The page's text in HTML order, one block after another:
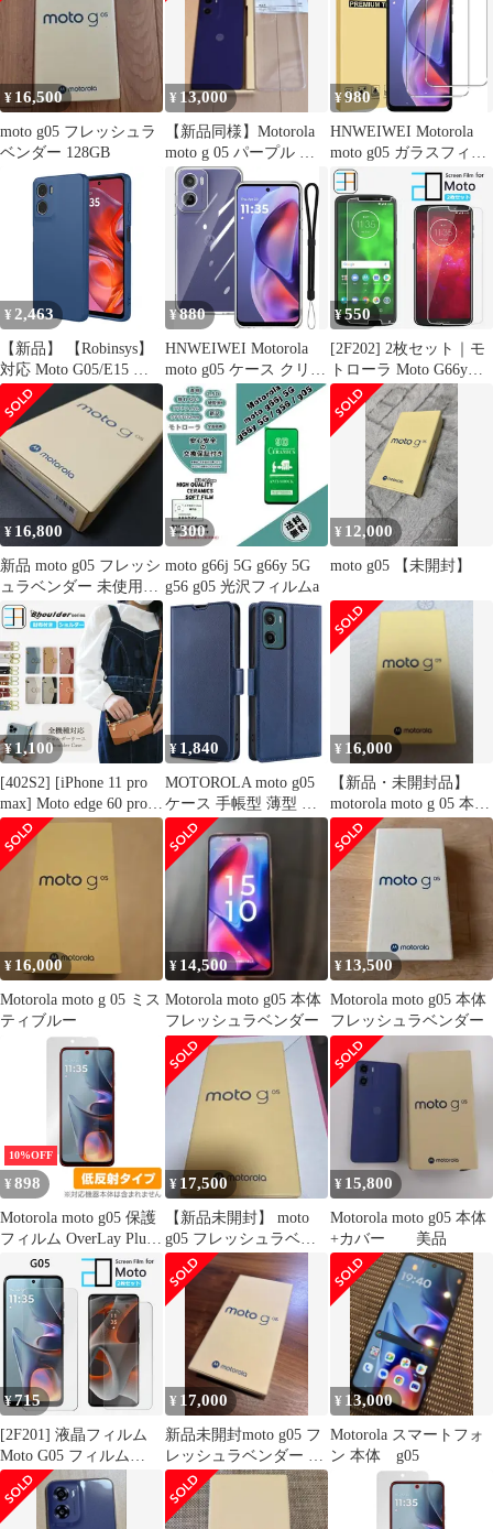
¥ 16,500
moto g05 フレッシュラ
ベンダー 128GB
¥ 13,000
【新品同様】Motorola
moto g 05 パープル 本
体
¥980
HNWEIWEI Motorola
moto g05 ガラスフィル
ム 2枚 0.3mm 2.5D 強化
ガラス
¥ 2,463
【新品】 【Robinsys】
対応 Moto G05/E15 ケ
ース TPU（ブルー） ソ
フト タッチ シリコンケ
ース 薄型 超軽量 指紋
防止 擦り傷防止 全面保
護 耐衝撃カバー スマホ
ケース モトローラ g05
5G 青
¥880
HNWEIWEI Motorola
moto g05 ケース クリア
TPU 薄型 軽量 耐衝撃
カメラ保護
¥550
[2F202] 2枚セット｜モ
トローラ Moto G66y
G66j edge 60 pro G64
Moto G05 G24 Edge 40
Moto G53Y 5G 保護フィ
ルム Moto G24 XT2423-
5 Moto edge 50 pro Ed
¥ 16,800
新品 moto g05 フレッシ
ュラベンダー 未使用未
開封 MOTOROLA
¥300
moto g66j 5G g66y 5G
g56 g05 光沢フィルムa
¥ 12,000
moto g05 【未開封】
¥1,100
[402S2] [iPhone 11 pro
max] Moto edge 60 pro
財布 ショルダー 多収納
スマホケース Nubias
Pixel10 iPhone 16E
Sense9 R9 Pro 9A oppo
¥ 1,840
MOTOROLA moto g05
ケース 手帳型 薄型 軽
いケース モトローラ モ
ト g05 手帳型ケース モ
トローラ g05 ケースカ
バー モトg05 スマホケ
ース motog05 手帳ケー
ス motog05ケース モト
g05ケース 適用
【BonwFzi
¥ 16,000
【新品・未開封品】
motorola moto g 05 本体
ラベンダー
¥ 16,000
Motorola moto g 05 ミス
ティブルー
¥ 14,500
Motorola moto g05 本体
フレッシュラベンダー
¥ 13,500
Motorola moto g05 本体
フレッシュラベンダー
10%OFF
¥ 898
Motorola moto g05 保護
フィルム OverLay Plus
for モトローラ スマー
トフォン モト アンチグ
レア 反射防止 非光沢
指紋防止
¥ 17,500
【新品未開封】 moto
g05 フレッシュラベン
ダー 未使用 スマートフ
ォン
¥ 15,800
Motorola moto g05 本体
+カバー 美品
¥715
[2F201] 液晶フィルム
Moto G05 フィルム
Moto G 05 Motog05 モ
トローラ g05g052Dソフ
ト保護シート クリア フ
¥ 17,000
新品未開封moto g05 フ
レッシュラベンダー ス
マートフォン SIMフ
リー
¥ 13,000
Motorola スマートフォ
ン 本体 g05